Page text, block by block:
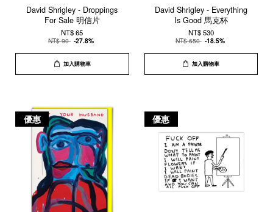
David Shrigley - Droppings
For Sale 明信片
NT$ 65
NT$ 90 -27.8%
加入購物車
David Shrigley - Everything
Is Good 馬克杯
NT$ 530
NT$ 650 -18.5%
加入購物車
優惠 優惠